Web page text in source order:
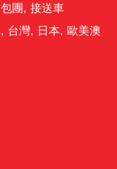
包團, 接送車
, 台灣, 日本, 歐美澳